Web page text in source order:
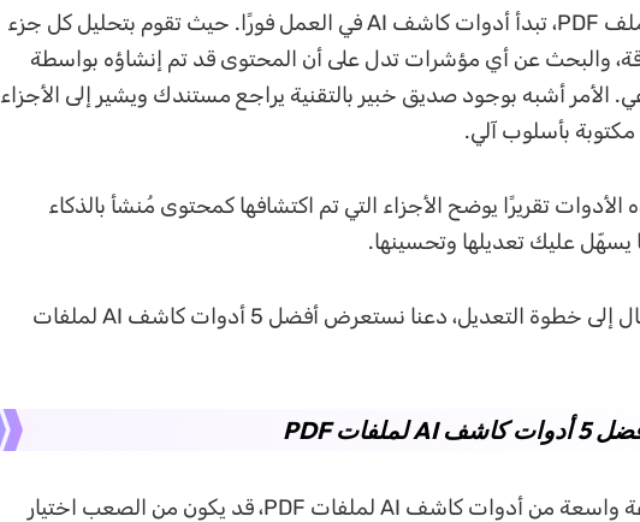
بمجرد تحميل ملف PDF، تبدأ أدوات كاشف AI في العمل فورًا. حيث تقوم بتحليل كل جزء
والبحث عن أي مؤشرات تدل على أن المحتوى قد تم إنشاؤه بواسطة
الأمر أشبه بوجود صديق خبير بالتقنية يراجع مستندك ويشير إلى الأجزاء
مكتوبة بأسلوب آلي.
تقريرًا يوضح الأجزاء التي تم اكتشافها كمحتوى مُنشأ بالذكاء
يسهّل عليك تعديلها وتحسينها.
ولكن قبل الانتقال إلى خطوة التعديل، دعنا نستعرض أفضل 5 أدوات كاشف AI لملفات
مع توفر مجموعة واسعة من أدوات كاشف AI لملفات PDF، قد يكون من الصعب اختيار